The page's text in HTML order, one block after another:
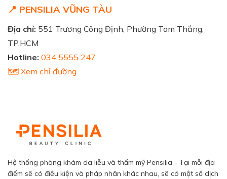
📍 PENSILIA VŨNG TÀU
Địa chỉ: 551 Trương Công Định, Phường Tam Thắng,
TP.HCM
Hotline: 034 5555 247
🗺️ Xem chỉ đường
Hệ thống phòng khám da liễu và thẩm mỹ Pensilia - Tại mỗi địa
điểm sẽ có điều kiện và pháp nhân khác nhau, sẽ có một số dịch